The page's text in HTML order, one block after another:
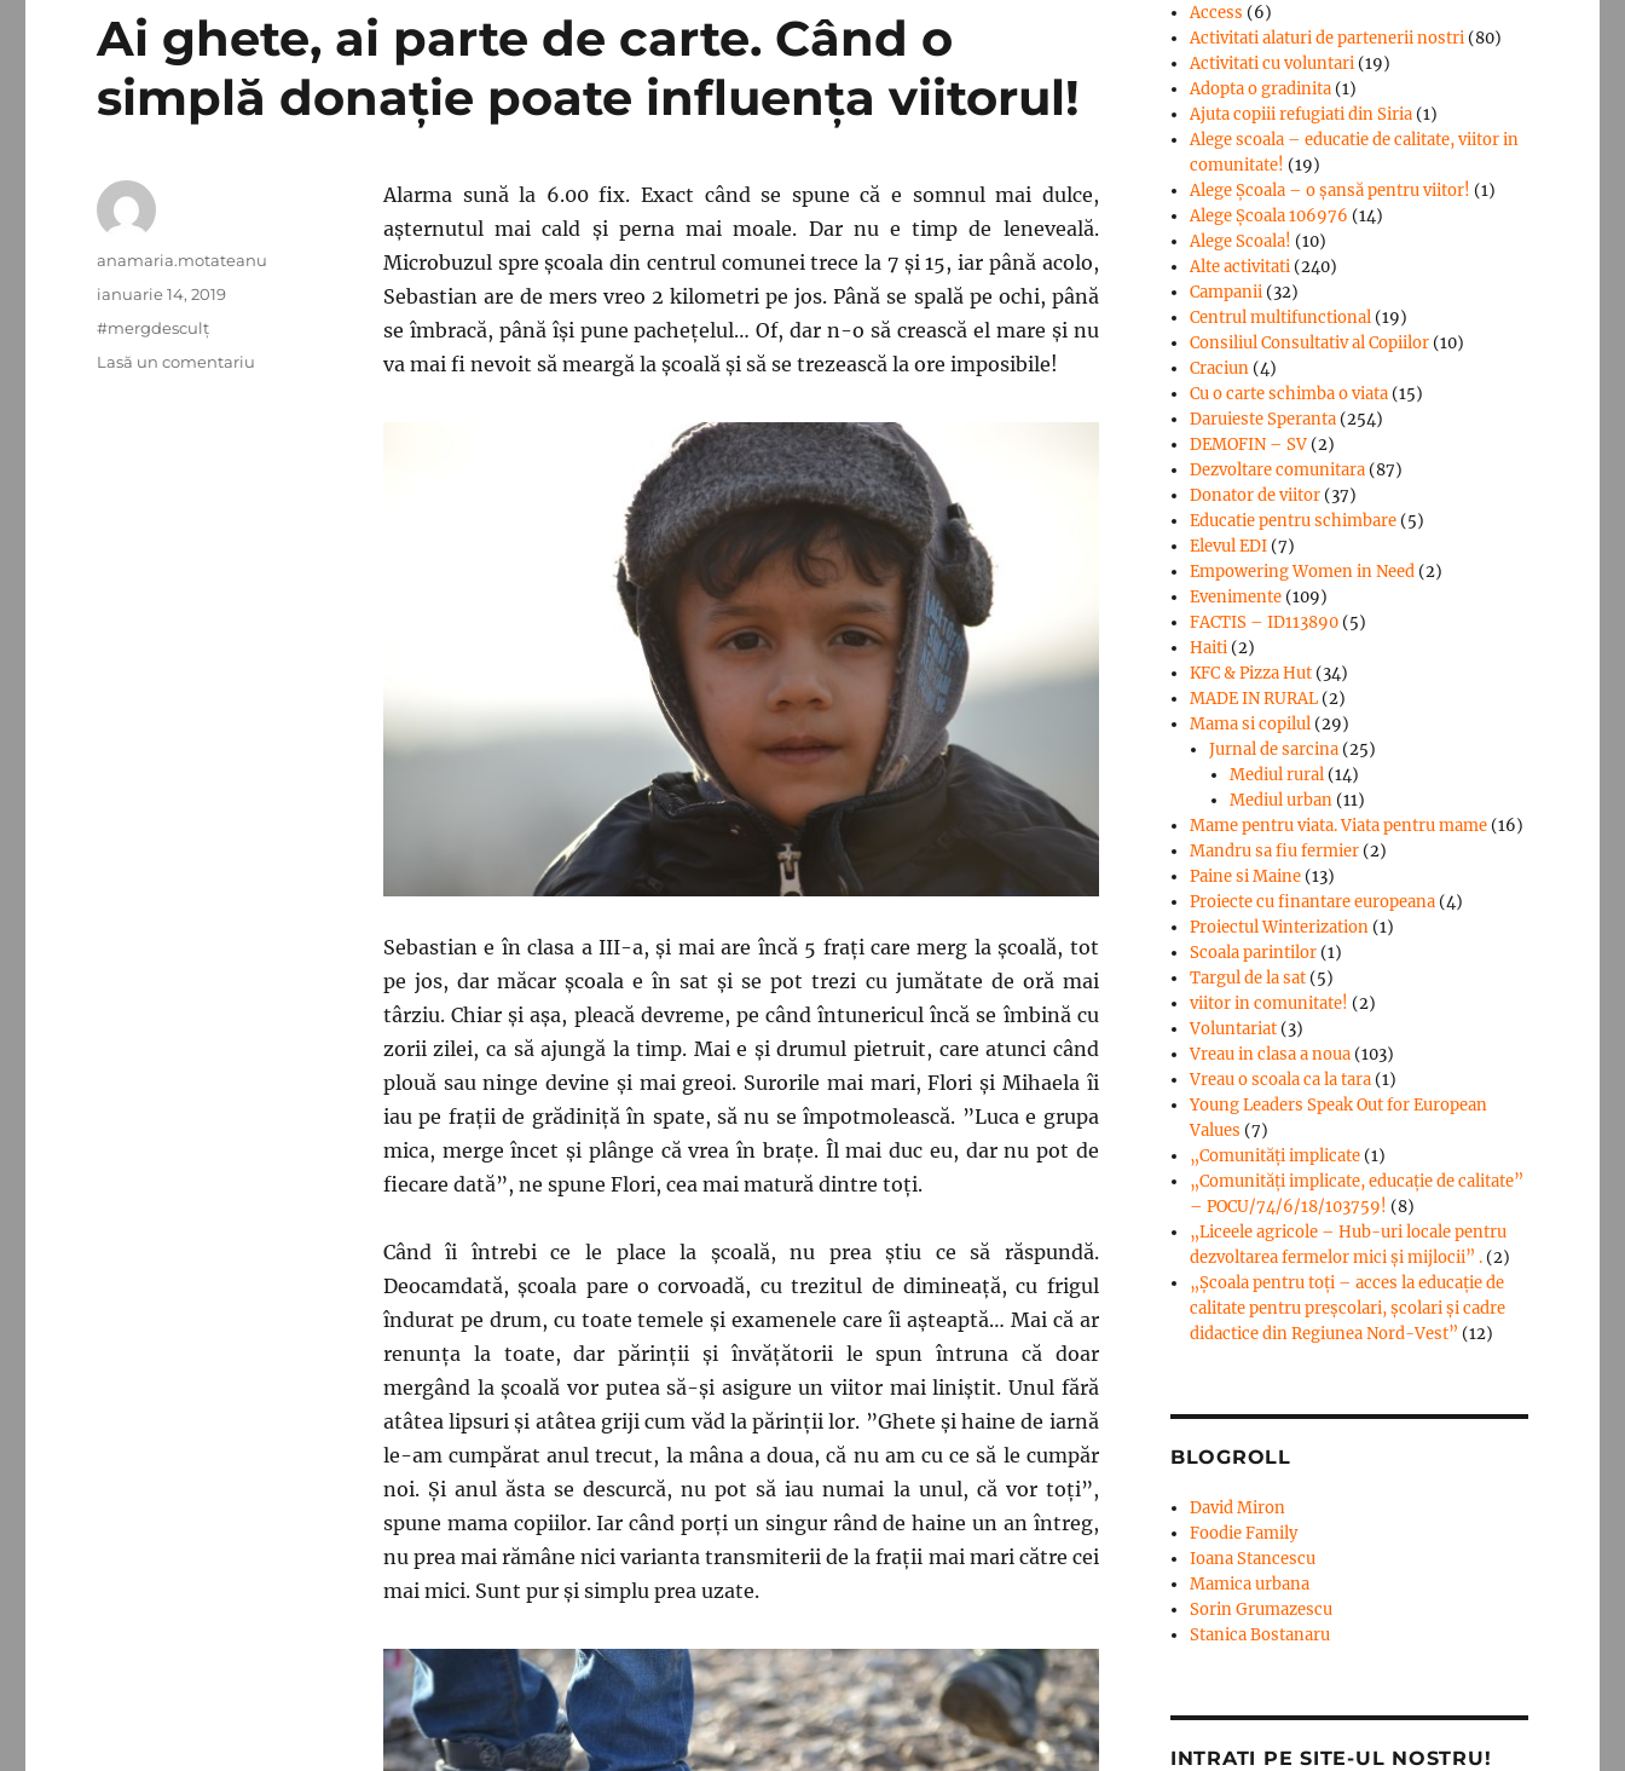
Ai ghete, ai parte de carte. Când o
simplă donație poate influența viitorul!
Alarma sună la 6.00 fix. Exact când se spune că e somnul mai dulce,
așternutul mai cald și perna mai moale. Dar nu e timp de leneveală.
Microbuzul spre școala din centrul comunei trece la 7 și 15, iar până acolo,
Sebastian are de mers vreo 2 kilometri pe jos. Până se spală pe ochi, până
se îmbracă, până își pune pachețelul… Of, dar n-o să crească el mare și nu
va mai fi nevoit să meargă la școală și să se trezească la ore imposibile!
Sebastian e în clasa a III-a, și mai are încă 5 frați care merg la școală, tot
pe jos, dar măcar școala e în sat și se pot trezi cu jumătate de oră mai
târziu. Chiar și așa, pleacă devreme, pe când întunericul încă se îmbină cu
zorii zilei, ca să ajungă la timp. Mai e și drumul pietruit, care atunci când
plouă sau ninge devine și mai greoi. Surorile mai mari, Flori și Mihaela îi
iau pe frații de grădiniță în spate, să nu se împotmolească. ”Luca e grupa
mica, merge încet și plânge că vrea în brațe. Îl mai duc eu, dar nu pot de
fiecare dată”, ne spune Flori, cea mai matură dintre toți.
Când îi întrebi ce le place la școală, nu prea știu ce să răspundă.
Deocamdată, școala pare o corvoadă, cu trezitul de dimineață, cu frigul
îndurat pe drum, cu toate temele și examenele care îi așteaptă… Mai că ar
renunța la toate, dar părinții și învățătorii le spun întruna că doar
mergând la școală vor putea să-și asigure un viitor mai liniștit. Unul fără
atâtea lipsuri și atâtea griji cum văd la părinții lor. ”Ghete și haine de iarnă
le-am cumpărat anul trecut, la mâna a doua, că nu am cu ce să le cumpăr
noi. Și anul ăsta se descurcă, nu pot să iau numai la unul, că vor toți”,
spune mama copiilor. Iar când porți un singur rând de haine un an întreg,
nu prea mai rămâne nici varianta transmiterii de la frații mai mari către cei
mai mici. Sunt pur și simplu prea uzate.
Autor
anamaria.motateanu
Publicat
ianuarie 14, 2019
Categorii
#mergdesculţ
Lasă un comentariu
Access (6)
Activitati alaturi de partenerii nostri (80)
Activitati cu voluntari (19)
Adopta o gradinita (1)
Ajuta copiii refugiati din Siria (1)
Alege scoala – educatie de calitate, viitor in
comunitate! (19)
Alege Şcoala – o şansă pentru viitor! (1)
Alege Școala 106976 (14)
Alege Scoala! (10)
Alte activitati (240)
Campanii (32)
Centrul multifunctional (19)
Consiliul Consultativ al Copiilor (10)
Craciun (4)
Cu o carte schimba o viata (15)
Daruieste Speranta (254)
DEMOFIN – SV (2)
Dezvoltare comunitara (87)
Donator de viitor (37)
Educatie pentru schimbare (5)
Elevul EDI (7)
Empowering Women in Need (2)
Evenimente (109)
FACTIS – ID113890 (5)
Haiti (2)
KFC & Pizza Hut (34)
MADE IN RURAL (2)
Mama si copilul (29)
Jurnal de sarcina (25)
Mediul rural(14)
Mediul urban(11)
Mame pentru viata. Viata pentru mame (16)
Mandru sa fiu fermier (2)
Paine si Maine (13)
Proiecte cu finantare europeana (4)
Proiectul Winterization (1)
Scoala parintilor (1)
Targul de la sat (5)
viitor in comunitate! (2)
Voluntariat (3)
Vreau in clasa a noua (103)
Vreau o scoala ca la tara (1)
Young Leaders Speak Out for European
Values (7)
„Comunități implicate (1)
„Comunități implicate, educație de calitate”
– POCU/74/6/18/103759! (8)
„Liceele agricole – Hub-uri locale pentru
dezvoltarea fermelor mici şi mijlocii” . (2)
„Școala pentru toți – acces la educație de
calitate pentru preșcolari, școlari și cadre
didactice din Regiunea Nord-Vest” (12)
BLOGROLL
David Miron
Foodie Family
Ioana Stancescu
Mamica urbana
Sorin Grumazescu
Stanica Bostanaru
INTRATI PE SITE-UL NOSTRU!